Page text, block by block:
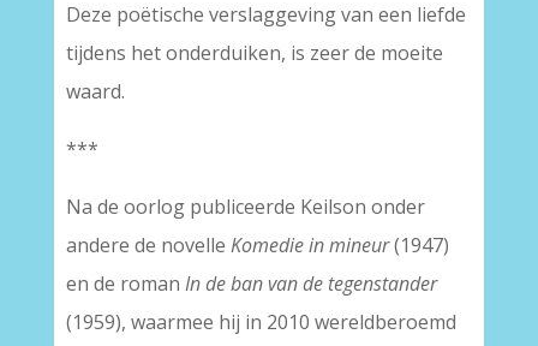
Deze poëtische verslaggeving van een liefde
tijdens het onderduiken, is zeer de moeite
waard.
***
Na de oorlog publiceerde Keilson onder
andere de novelle Komedie in mineur(1947)
en de roman In de ban van de tegenstander
(1959), waarmee hij in 2010 wereldberoemd